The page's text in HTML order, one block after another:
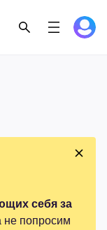
себя за
попросим